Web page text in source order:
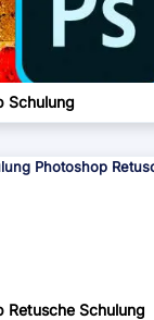
Schulung
Retusche Schulung